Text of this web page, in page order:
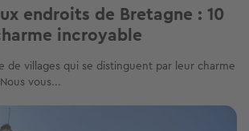
endroits de Bretagne : 10
incroyable
de villages qui se distinguent par leur charme
vous...